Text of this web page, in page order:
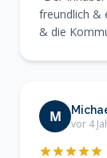
freundlich &
& die
M vor 4